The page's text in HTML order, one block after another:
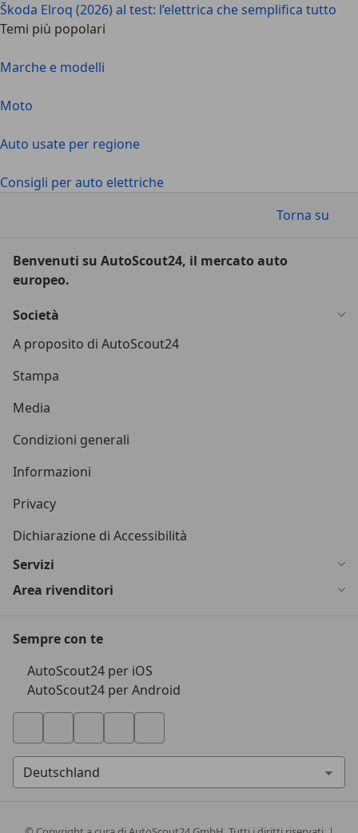
Škoda Elroq (2026) al test: l’elettrica che semplifica tutto
Temi più popolari
Marche e modelli
Moto
Auto usate per regione
Consigli per auto elettriche
Torna su
Benvenuti su AutoScout24, il mercato auto
europeo.
Società
A proposito di AutoScout24
Stampa
Media
Condizioni generali
Informazioni
Privacy
Dichiarazione di Accessibilità
Servizi
Area rivenditori
Sempre con te
AutoScout24 per iOS
AutoScout24 per Android